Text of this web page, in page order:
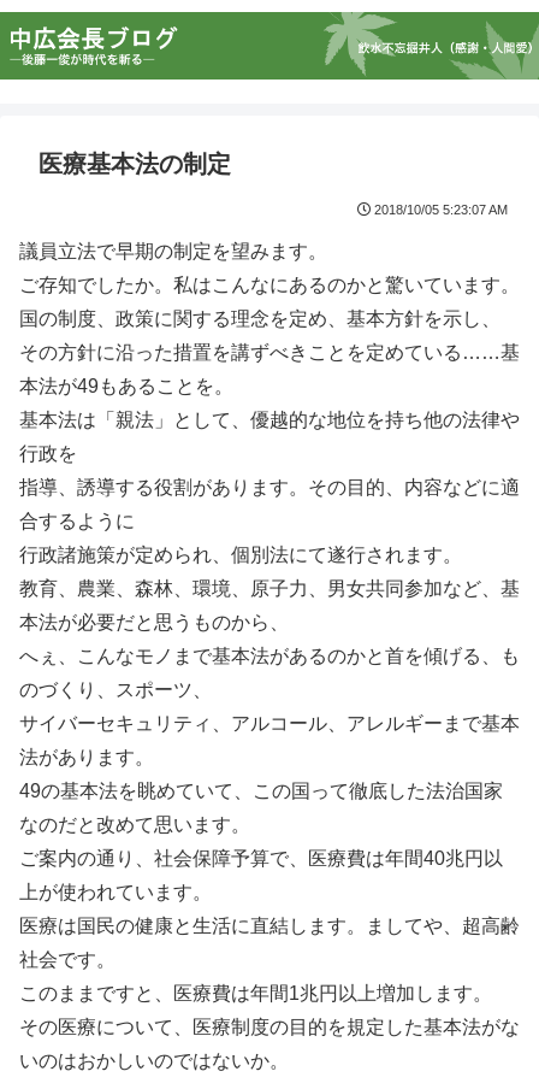
医療基本法の制定
2018/10/05 5:23:07 AM
議員立法で早期の制定を望みます。
ご存知でしたか。私はこんなにあるのかと驚いています。
国の制度、政策に関する理念を定め、基本方針を示し、
その方針に沿った措置を講ずべきことを定めている……基
本法が49もあることを。
基本法は「親法」として、優越的な地位を持ち他の法律や
行政を
指導、誘導する役割があります。その目的、内容などに適
合するように
行政諸施策が定められ、個別法にて遂行されます。
教育、農業、森林、環境、原子力、男女共同参加など、基
本法が必要だと思うものから、
へぇ、こんなモノまで基本法があるのかと首を傾げる、も
のづくり、スポーツ、
サイバーセキュリティ、アルコール、アレルギーまで基本
法があります。
49の基本法を眺めていて、この国って徹底した法治国家
なのだと改めて思います。
ご案内の通り、社会保障予算で、医療費は年間40兆円以
上が使われています。
医療は国民の健康と生活に直結します。ましてや、超高齢
社会です。
このままですと、医療費は年間1兆円以上増加します。
その医療について、医療制度の目的を規定した基本法がな
いのはおかしいのではないか。